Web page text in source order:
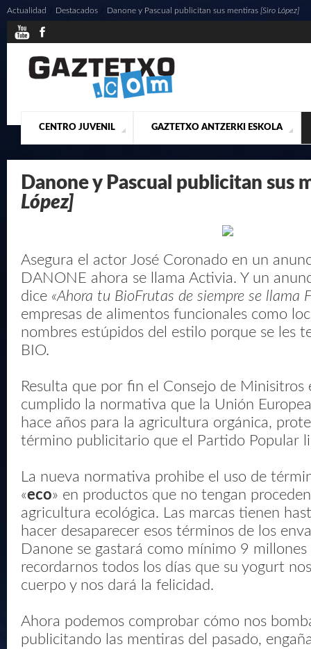
CENTRO JUVENIL
¿QUIENES SOMOS? ACTUALIDAD CONTACTO
GAZTETXO ANTZERKI ESKOLA
PRESENTACIÓN MUSICALES
Actualidad Destacados Danone y Pascual publicitan sus mentiras [Siro López]
Danone y Pascual publicitan sus
López]
Asegura el actor José Coronado en un
DANONE ahora se llama Activia. Y un
dice «Ahora tu BioFrutas de siempre se llama
empresas de alimentos funcionales como
nombres estúpidos del estilo porque se les
BIO.
Resulta que por fin el Consejo de Minisitros
cumplido la normativa que la Unión
hace años para la agricultura orgánica,
término publicitario que el Partido Popular
La nueva normativa prohibe el uso de
«eco» en productos que no tengan
agricultura ecológica. Las marcas tienen
hacer desaparecer esos términos de los
Danone se gastará como mínimo 9 millones
recordarnos todos los días que su yogurt
cuerpo y nos dará la felicidad.
Ahora podemos comprobar cómo nos
publicitando las mentiras del pasado,